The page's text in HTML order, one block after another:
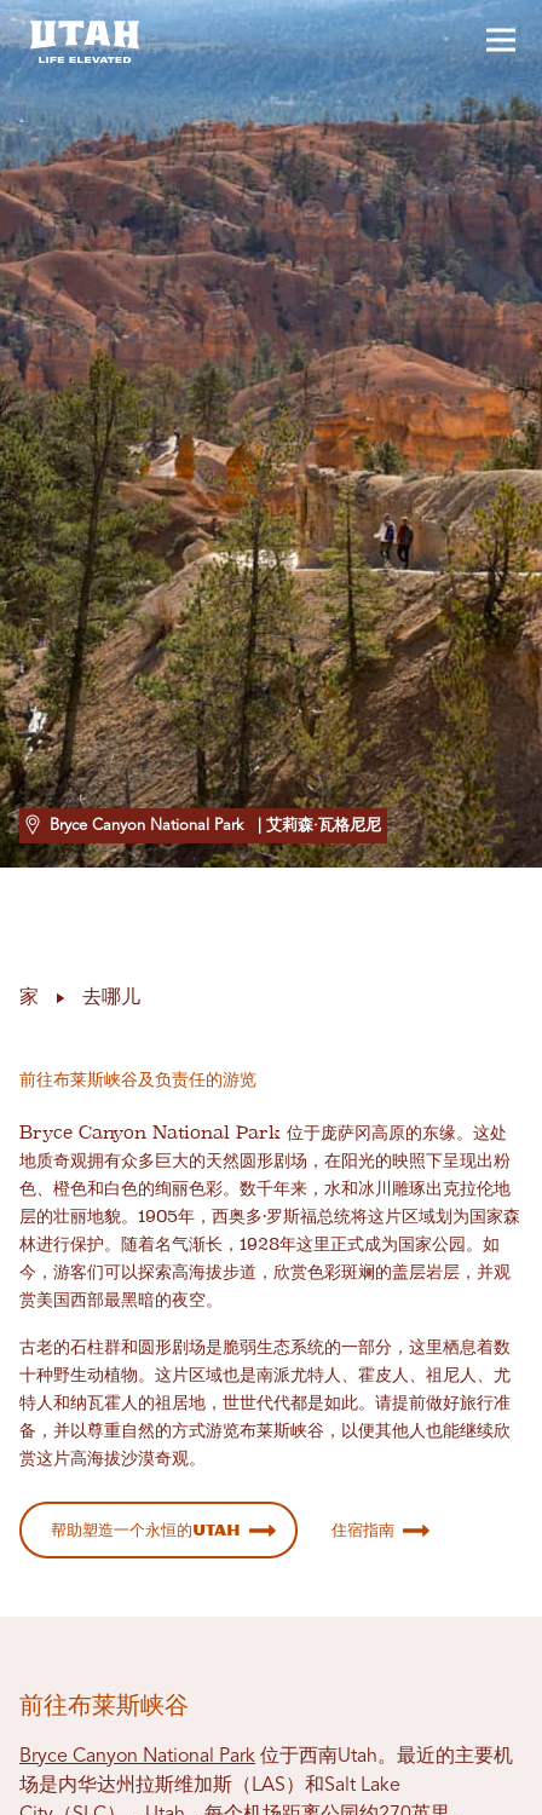
Skip to content
切换
Bryce Canyon National Park | 艾莉森·瓦格尼尼
家 去哪儿
前往布莱斯峡谷及负责任的游览
Bryce Canyon National Park 位于庞萨冈高原的东缘。这处
地质奇观拥有众多巨大的天然圆形剧场，在阳光的映照下呈现出粉
色、橙色和白色的绚丽色彩。数千年来，水和冰川雕琢出克拉伦地
层的壮丽地貌。1905年，西奥多·罗斯福总统将这片区域划为国家森
林进行保护。随着名气渐长，1928年这里正式成为国家公园。如
今，游客们可以探索高海拔步道，欣赏色彩斑斓的盖层岩层，并观
赏美国西部最黑暗的夜空。
古老的石柱群和圆形剧场是脆弱生态系统的一部分，这里栖息着数
十种野生动植物。这片区域也是南派尤特人、霍皮人、祖尼人、尤
特人和纳瓦霍人的祖居地，世世代代都是如此。请提前做好旅行准
备，并以尊重自然的方式游览布莱斯峡谷，以便其他人也能继续欣
赏这片高海拔沙漠奇观。
帮助塑造一个永恒的Utah 住宿指南
前往布莱斯峡谷
Bryce Canyon National Park 位于西南Utah。最近的主要机
场是内华达州拉斯维加斯（LAS）和Salt Lake